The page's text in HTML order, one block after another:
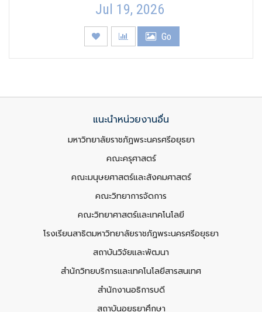
Jul 19, 2026
Go
แนะนำหน่วยงานอื่น
มหาวิทยาลัยราชภัฏพระนครศรีอยุธยา
คณะครุศาสตร์
คณะมนุษยศาสตร์และสังคมศาสตร์
คณะวิทยาการจัดการ
คณะวิทยาศาสตร์และเทคโนโลยี
โรงเรียนสาธิตมหาวิทยาลัยราชภัฏพระนครศรีอยุธยา
สถาบันวิจัยและพัฒนา
สำนักวิทยบริการและเทคโนโลยีสารสนเทศ
สำนักงานอธิการบดี
สถาบันอยุธยาศึกษา